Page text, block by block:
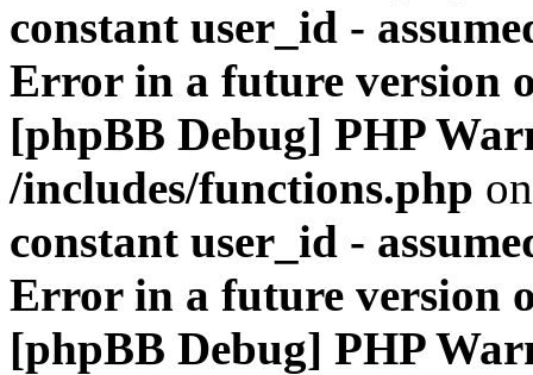
constant user_id -
Error in a future version
[phpBB Debug] PHP
/includes/functions.php
constant user_id -
Error in a future version
[phpBB Debug] PHP